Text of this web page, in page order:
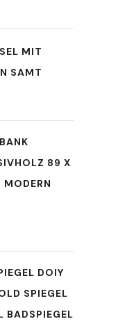
MIT
SAMT
89 X
DOIY
SPIEGEL
BADSPIEGEL